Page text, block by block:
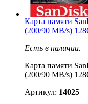
Карта памяти
(200/90 MB/s)
Есть в наличии.
Карта памяти
(200/90 MB/s)
Артикул: 14025